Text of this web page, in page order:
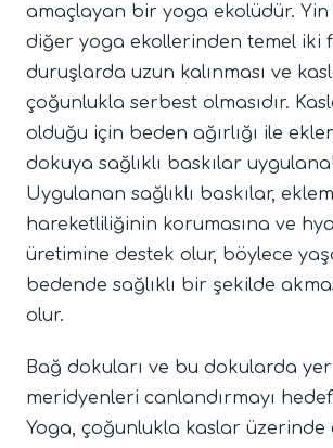
amaçlayan bir yoga ekolüdür. Yin
diğer yoga ekollerinden temel iki
duruşlarda uzun kalınması ve
çoğunlukla serbest olmasıdır.
olduğu için beden ağırlığı ile
dokuya sağlıklı baskılar
Uygulanan sağlıklı baskılar, eklem
hareketliliğinin korumasına ve
üretimine destek olur, böylece
bedende sağlıklı bir şekilde
olur.
Bağ dokuları ve bu dokularda
meridyenleri canlandırmayı
Yoga, çoğunlukla kaslar üzerinde